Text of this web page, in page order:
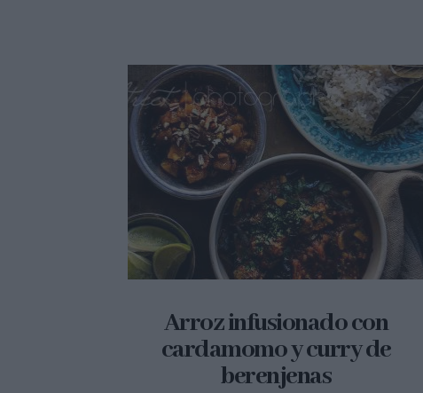
Arroz infusionado con
cardamomo y curry de
berenjenas